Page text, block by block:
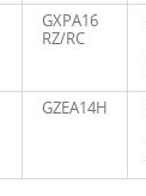
GXPA16
RZ/RC
GZEA14H